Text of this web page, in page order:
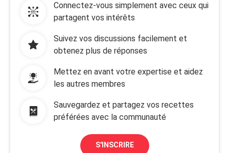
Connectez-vous simplement avec ceux qui
partagent vos intérêts
Suivez vos discussions facilement et
obtenez plus de réponses
Mettez en avant votre expertise et aidez
les autres membres
Sauvegardez et partagez vos recettes
préférées avec la communauté
S'INSCRIRE